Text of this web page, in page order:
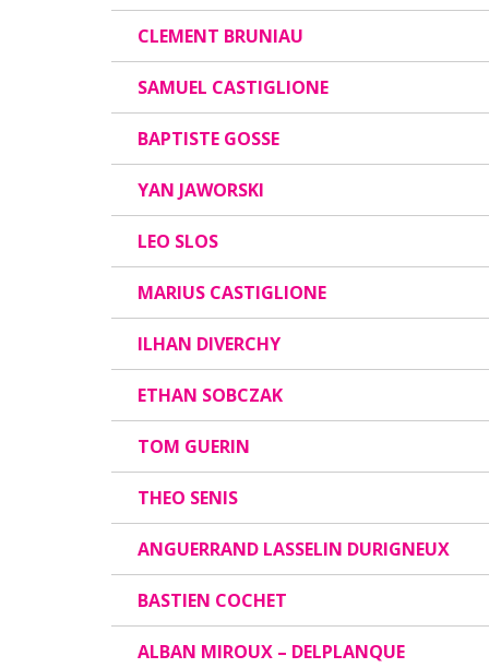
CLEMENT BRUNIAU
SAMUEL CASTIGLIONE
BAPTISTE GOSSE
YAN JAWORSKI
LEO SLOS
MARIUS CASTIGLIONE
ILHAN DIVERCHY
ETHAN SOBCZAK
TOM GUERIN
THEO SENIS
ANGUERRAND LASSELIN DURIGNEUX
BASTIEN COCHET
ALBAN MIROUX – DELPLANQUE